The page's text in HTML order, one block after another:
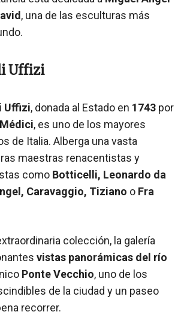
, una de las esculturas más
Uffizi
Uffizi, donada al Estado en 1743 por
Médici, es uno de los mayores
de Italia. Alberga una vasta
maestras renacentistas y
como Botticelli, Leonardo da
Caravaggio, Tiziano o Fra
colección, la galería
vistas panorámicas del río
Ponte Vecchio, uno de los
de la ciudad y un paseo
recorrer.